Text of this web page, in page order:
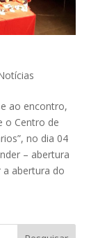
ao encontro,
o Centro de
no dia 04
– abertura
a abertura do